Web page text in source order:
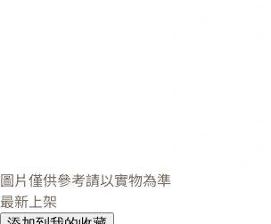
圖片僅供參考請以實物為準
最新上架